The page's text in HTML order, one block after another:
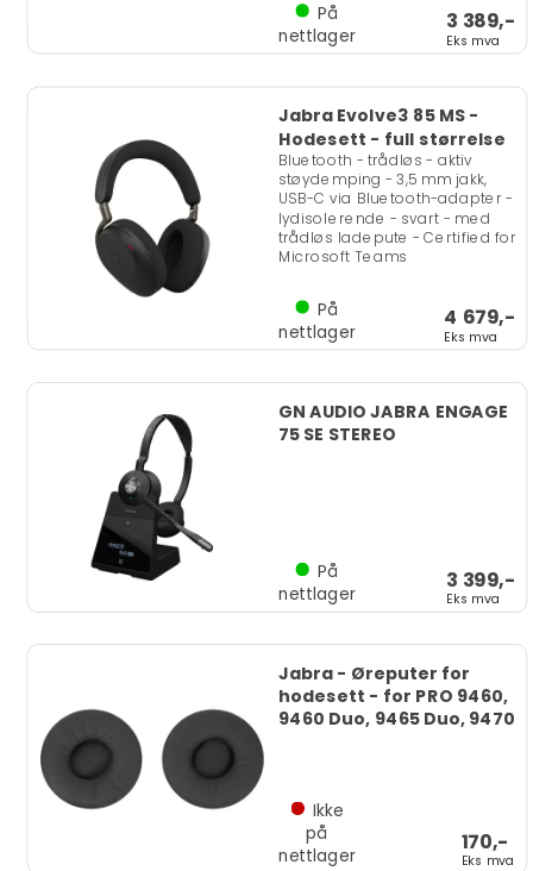
3 389,-
Eks mva
På
nettlager
Jabra Evolve3 85 MS -
Hodesett - full størrelse
Bluetooth - trådløs - aktiv
støydemping - 3,5 mm jakk,
USB-C via Bluetooth-adapter -
lydisolerende - svart - med
trådløs ladepute - Certified for
Microsoft Teams
4 679,-
Eks mva
På
nettlager
GN AUDIO JABRA ENGAGE
75 SE STEREO
3 399,-
Eks mva
På
nettlager
Jabra - Øreputer for
hodesett - for PRO 9460,
9460 Duo, 9465 Duo, 9470
170,-
Eks mva
Ikke
på
nettlager